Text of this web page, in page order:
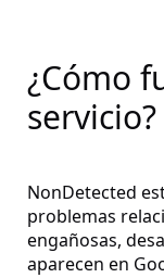
¿Cómo
servicio?
NonDetected
problemas
engañosas,
aparecen en